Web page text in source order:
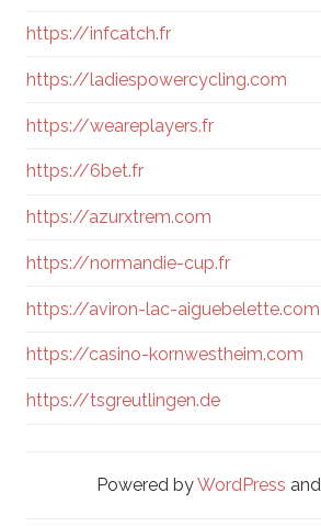
https://infcatch.fr
https://ladiespowercycling.com
https://weareplayers.fr
https://6bet.fr
https://azurxtrem.com
https://normandie-cup.fr
https://aviron-lac-aiguebelette.com
https://casino-kornwestheim.com
https://tsgreutlingen.de
Powered byWordPress and